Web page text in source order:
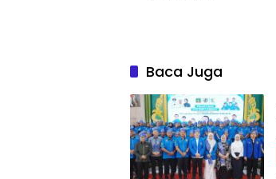
Baca Juga